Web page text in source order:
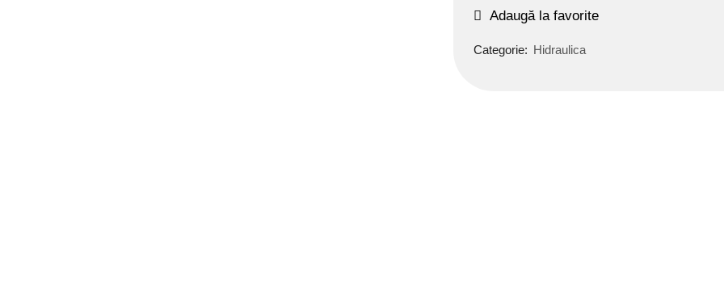
Adaugă la favorite
Categorie: Hidraulica